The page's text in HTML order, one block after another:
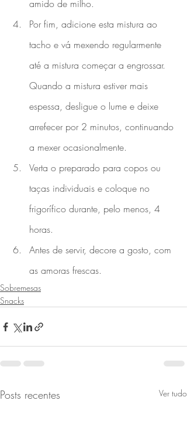
amido de milho.
Por fim, adicione esta mistura ao
tacho e vá mexendo regularmente
até a mistura começar a engrossar.
Quando a mistura estiver mais
espessa, desligue o lume e deixe
arrefecer por 2 minutos, continuando
a mexer ocasionalmente.
Verta o preparado para copos ou
taças individuais e coloque no
frigorífico durante, pelo menos, 4
horas.
Antes de servir, decore a gosto, com
as amoras frescas.
Sobremesas
Snacks
Posts recentes Ver tudo